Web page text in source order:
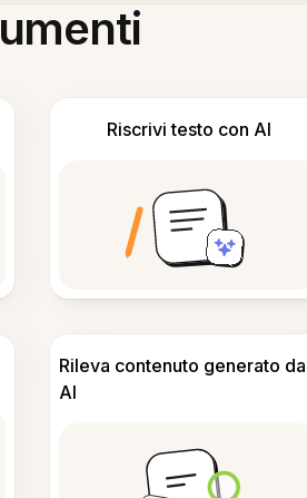
Riscrivi testo con AI
Rileva contenuto generato da
AI